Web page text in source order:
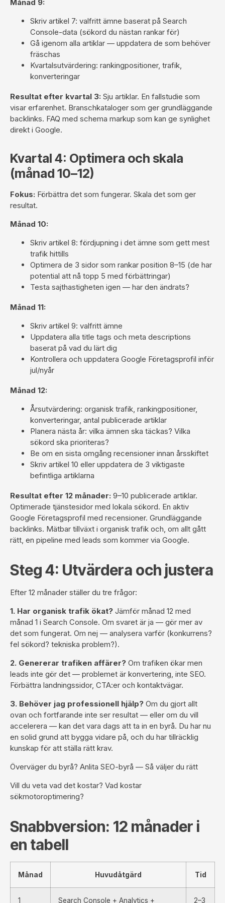
Månad 9:
Skriv artikel 7: valfritt ämne baserat på Search
Console-data (sökord du nästan rankar för)
Gå igenom alla artiklar — uppdatera de som behöver
fräschas
Kvartalsutvärdering: rankingpositioner, trafik,
konverteringar
Resultat efter kvartal 3: Sju artiklar. En fallstudie som
visar erfarenhet. Branschkataloger som ger grundläggande
backlinks. FAQ med schema markup som kan ge synlighet
direkt i Google.
Kvartal 4: Optimera och skala
(månad 10–12)
Fokus: Förbättra det som fungerar. Skala det som ger
resultat.
Månad 10:
Skriv artikel 8: fördjupning i det ämne som gett mest
trafik hittills
Optimera de 3 sidor som rankar position 8–15 (de har
potential att nå topp 5 med förbättringar)
Testa sajthastigheten igen — har den ändrats?
Månad 11:
Skriv artikel 9: valfritt ämne
Uppdatera alla title tags och meta descriptions
baserat på vad du lärt dig
Kontrollera och uppdatera Google Företagsprofil inför
jul/nyår
Månad 12:
Årsutvärdering: organisk trafik, rankingpositioner,
konverteringar, antal publicerade artiklar
Planera nästa år: vilka ämnen ska täckas? Vilka
sökord ska prioriteras?
Be om en sista omgång recensioner innan årsskiftet
Skriv artikel 10 eller uppdatera de 3 viktigaste
befintliga artiklarna
Resultat efter 12 månader: 9–10 publicerade artiklar.
Optimerade tjänstesidor med lokala sökord. En aktiv
Google Företagsprofil med recensioner. Grundläggande
backlinks. Mätbar tillväxt i organisk trafik och, om allt gått
rätt, en pipeline med leads som kommer via Google.
Steg 4: Utvärdera och justera
Efter 12 månader ställer du tre frågor:
1. Har organisk trafik ökat? Jämför månad 12 med
månad 1 i Search Console. Om svaret är ja — gör mer av
det som fungerat. Om nej — analysera varför (konkurrens?
fel sökord? tekniska problem?).
2. Genererar trafiken affärer? Om trafiken ökar men
leads inte gör det — problemet är konvertering, inte SEO.
Förbättra landningssidor, CTA:er och kontaktvägar.
3. Behöver jag professionell hjälp? Om du gjort allt
ovan och fortfarande inte ser resultat — eller om du vill
accelerera — kan det vara dags att ta in en byrå. Du har nu
en solid grund att bygga vidare på, och du har tillräcklig
kunskap för att ställa rätt krav.
Överväger du byrå? Anlita SEO-byrå — Så väljer du rätt
Vill du veta vad det kostar? Vad kostar
sökmotoroptimering?
Snabbversion: 12 månader i
en tabell
Månad Huvudåtgärd Tid
1 Search Console + Analytics + 2–3